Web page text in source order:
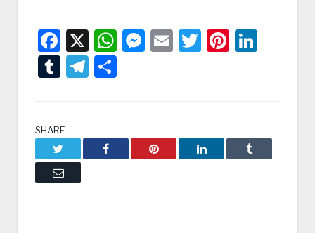
Facebook
X WhatsApp
Messenger
EmailTwitter
TumblrTelegram
SHARE.
Facebook Pinterest LinkedIn Tumblr
Email